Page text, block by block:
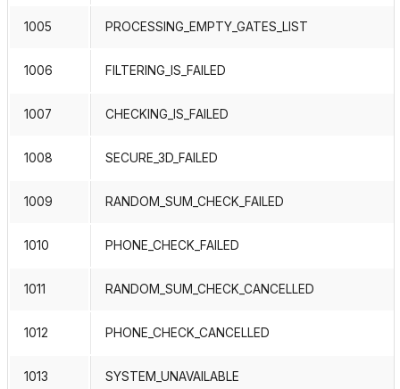
1005 PROCESSING_EMPTY_GATES_LIST
1006 FILTERING_IS_FAILED
1007 CHECKING_IS_FAILED
1008 SECURE_3D_FAILED
1009 RANDOM_SUM_CHECK_FAILED
1010 PHONE_CHECK_FAILED
1011 RANDOM_SUM_CHECK_CANCELLED
1012 PHONE_CHECK_CANCELLED
1013 SYSTEM_UNAVAILABLE